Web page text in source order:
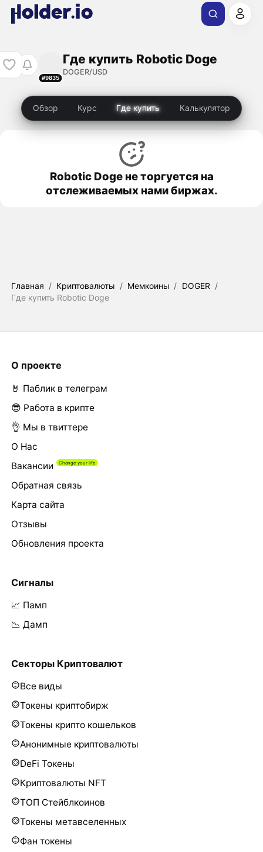
#9835
Где купить Robotic Doge
DOGER/USD
Обзор Курс Где купить Калькулятор
Robotic Doge не торгуется на
отслеживаемых нами биржах.
Главная / Криптовалюты / Мемкоины / DOGER /
Где купить Robotic Doge
О проекте
🤘 Паблик в телеграм
😎 Работа в крипте
👌 Мы в твиттере
О Нас
Вакансии
Обратная связь
Карта сайта
Отзывы
Обновления проекта
Сигналы
📈 Памп
📉 Дамп
Секторы Криптовалют
Все виды
Токены криптобирж
Токены крипто кошельков
Анонимные криптовалюты
DeFi Токены
Криптовалюты NFT
ТОП Стейблкоинов
Токены метавселенных
Фан токены